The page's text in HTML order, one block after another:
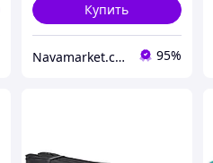
Купить
Navamarket.com.ua © Туристическое и спортивное снаряжение 95%